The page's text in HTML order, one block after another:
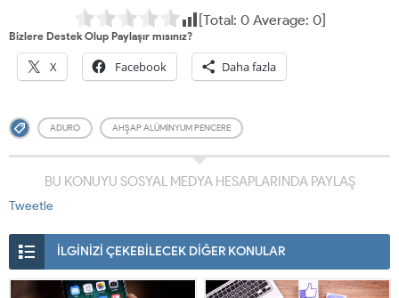
[Total: 0Average: 0]
Bizlere Destek Olup Paylaşır mısınız?
X Facebook Daha fazla
ADURO AHŞAP ALÜMINYUM PENCERE
BU KONUYU SOSYAL MEDYA HESAPLARINDA PAYLAŞ
Tweetle
İLGİNİZİ ÇEKEBİLECEK DİĞER KONULAR